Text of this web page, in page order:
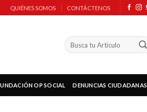
QUIÉNES SOMOS CONTÁCTENOS
OP SOCIAL DENUNCIAS CIUDADANAS